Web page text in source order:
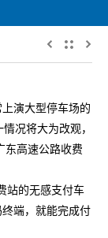
演大型停车场的
况将大为改观，
东高速公路收费
的无感支付车
端，就能完成付